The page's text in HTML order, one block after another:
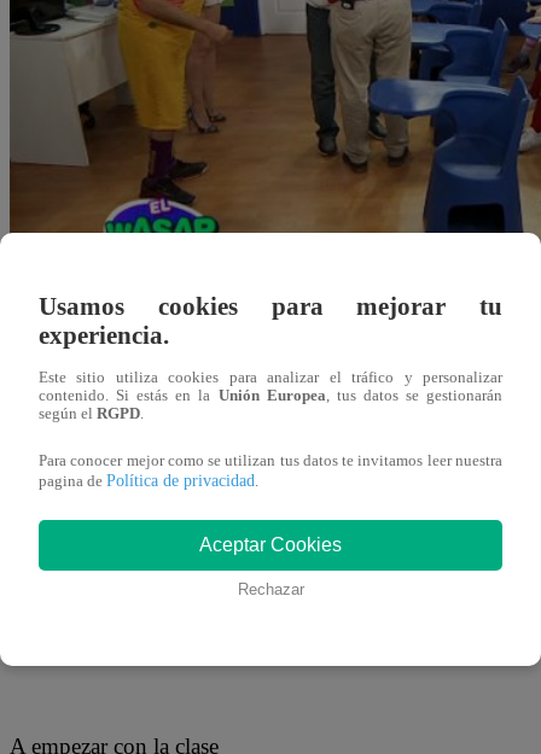
Redacción Latina
29 de septiembre 2018
Una nueva edición de la escuelita llega al Wasap de JB
traer a candidatos a la alcaldía de Lima. En esta
partido “Vamos Perú” y el niño Carlitos hace ingresar
“Democracia Directa”.
A empezar con la clase
Usamos cookies para mejorar tu
experiencia.
Este sitio utiliza cookies para analizar el tráfico y personalizar
contenido. Si estás en la Unión Europea, tus datos se gestionarán
según el RGPD.
Para conocer mejor como se utilizan tus datos te invitamos leer nuestra
pagina de Política de privacidad.
Aceptar Cookies
Rechazar